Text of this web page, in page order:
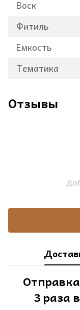
Воск
Фитиль
Емкость
Тематика
Отзывы
3 раза